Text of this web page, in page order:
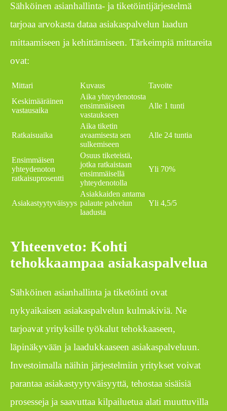
Sähköinen asianhallinta- ja tiketöintijärjestelmä
tarjoaa arvokasta dataa asiakaspalvelun laadun
mittaamiseen ja kehittämiseen. Tärkeimpiä mittareita
ovat:
Mittari Kuvaus
Tavoite
Keskimääräinen
vastausaika
Aika yhteydenotosta
ensimmäiseen
vastaukseen
Alle 1 tunti
Ratkaisuaika
Aika tiketin
avaamisesta sen
sulkemiseen
Alle 24 tuntia
Ensimmäisen
yhteydenoton
ratkaisuprosentti
Osuus tiketeistä,
jotka ratkaistaan
ensimmäisellä
yhteydenotolla
Yli 70%
Asiakastyytyväisyys
Asiakkaiden antama
palaute palvelun
laadusta
Yli 4,5/5
Yhteenveto: Kohti
tehokkaampaa asiakaspalvelua
Sähköinen asianhallinta ja tiketöinti ovat
nykyaikaisen asiakaspalvelun kulmakiviä. Ne
tarjoavat yrityksille työkalut tehokkaaseen,
läpinäkyvään ja laadukkaaseen asiakaspalveluun.
Investoimalla näihin järjestelmiin yritykset voivat
parantaa asiakastyytyväisyyttä, tehostaa sisäisiä
prosesseja ja saavuttaa kilpailuetua alati muuttuvilla